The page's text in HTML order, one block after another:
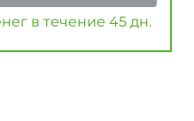
в течение 45 дн.